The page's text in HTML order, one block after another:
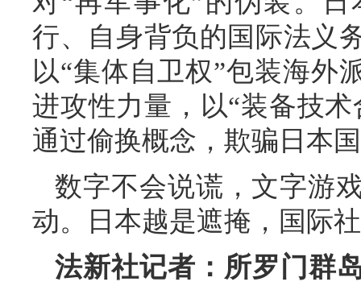
行、自身背负的国际法义
以“集体自卫权”包装海外
进攻性力量，以“装备技
通过偷换概念，欺骗日本
数字不会说谎，文字游
动。日本越是遮掩，国际
法新社记者：所罗门群